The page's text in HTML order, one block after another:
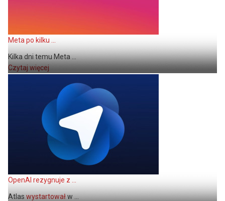
Meta po kilku ...
Kilka dni temu Meta ...
Czytaj więcej
OpenAI rezygnuje z ...
Atlaswystartowałw ...